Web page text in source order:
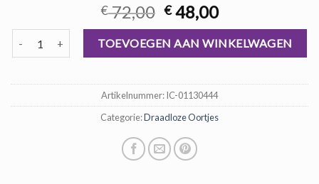
€72,00 Oorspronkelijke
prijs
was:
€ 72,00.
€48,00Huidige
prijs
is:
€ 48,00.
draadloze oortjes aantalTOEVOEGEN AAN WINKELWAGEN
Artikelnummer:IC-01130444
Categorie:Draadloze Oortjes